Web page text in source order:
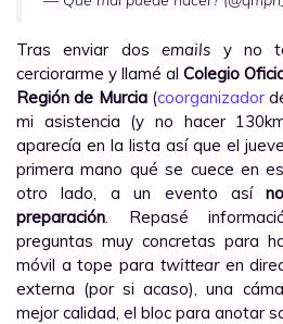
Tras enviar dosemails y no
cerciorarme y llamé al Colegio
Región de Murcia(coorganizador
mi asistencia (y no hacer
aparecía en la lista así que el
primera mano qué se cuece en
otro lado, a un evento así
preparación. Repasé
preguntas muy concretas para
móvil a tope para twittearen
externa (por si acaso), una
mejor calidad, el bloc para anotar